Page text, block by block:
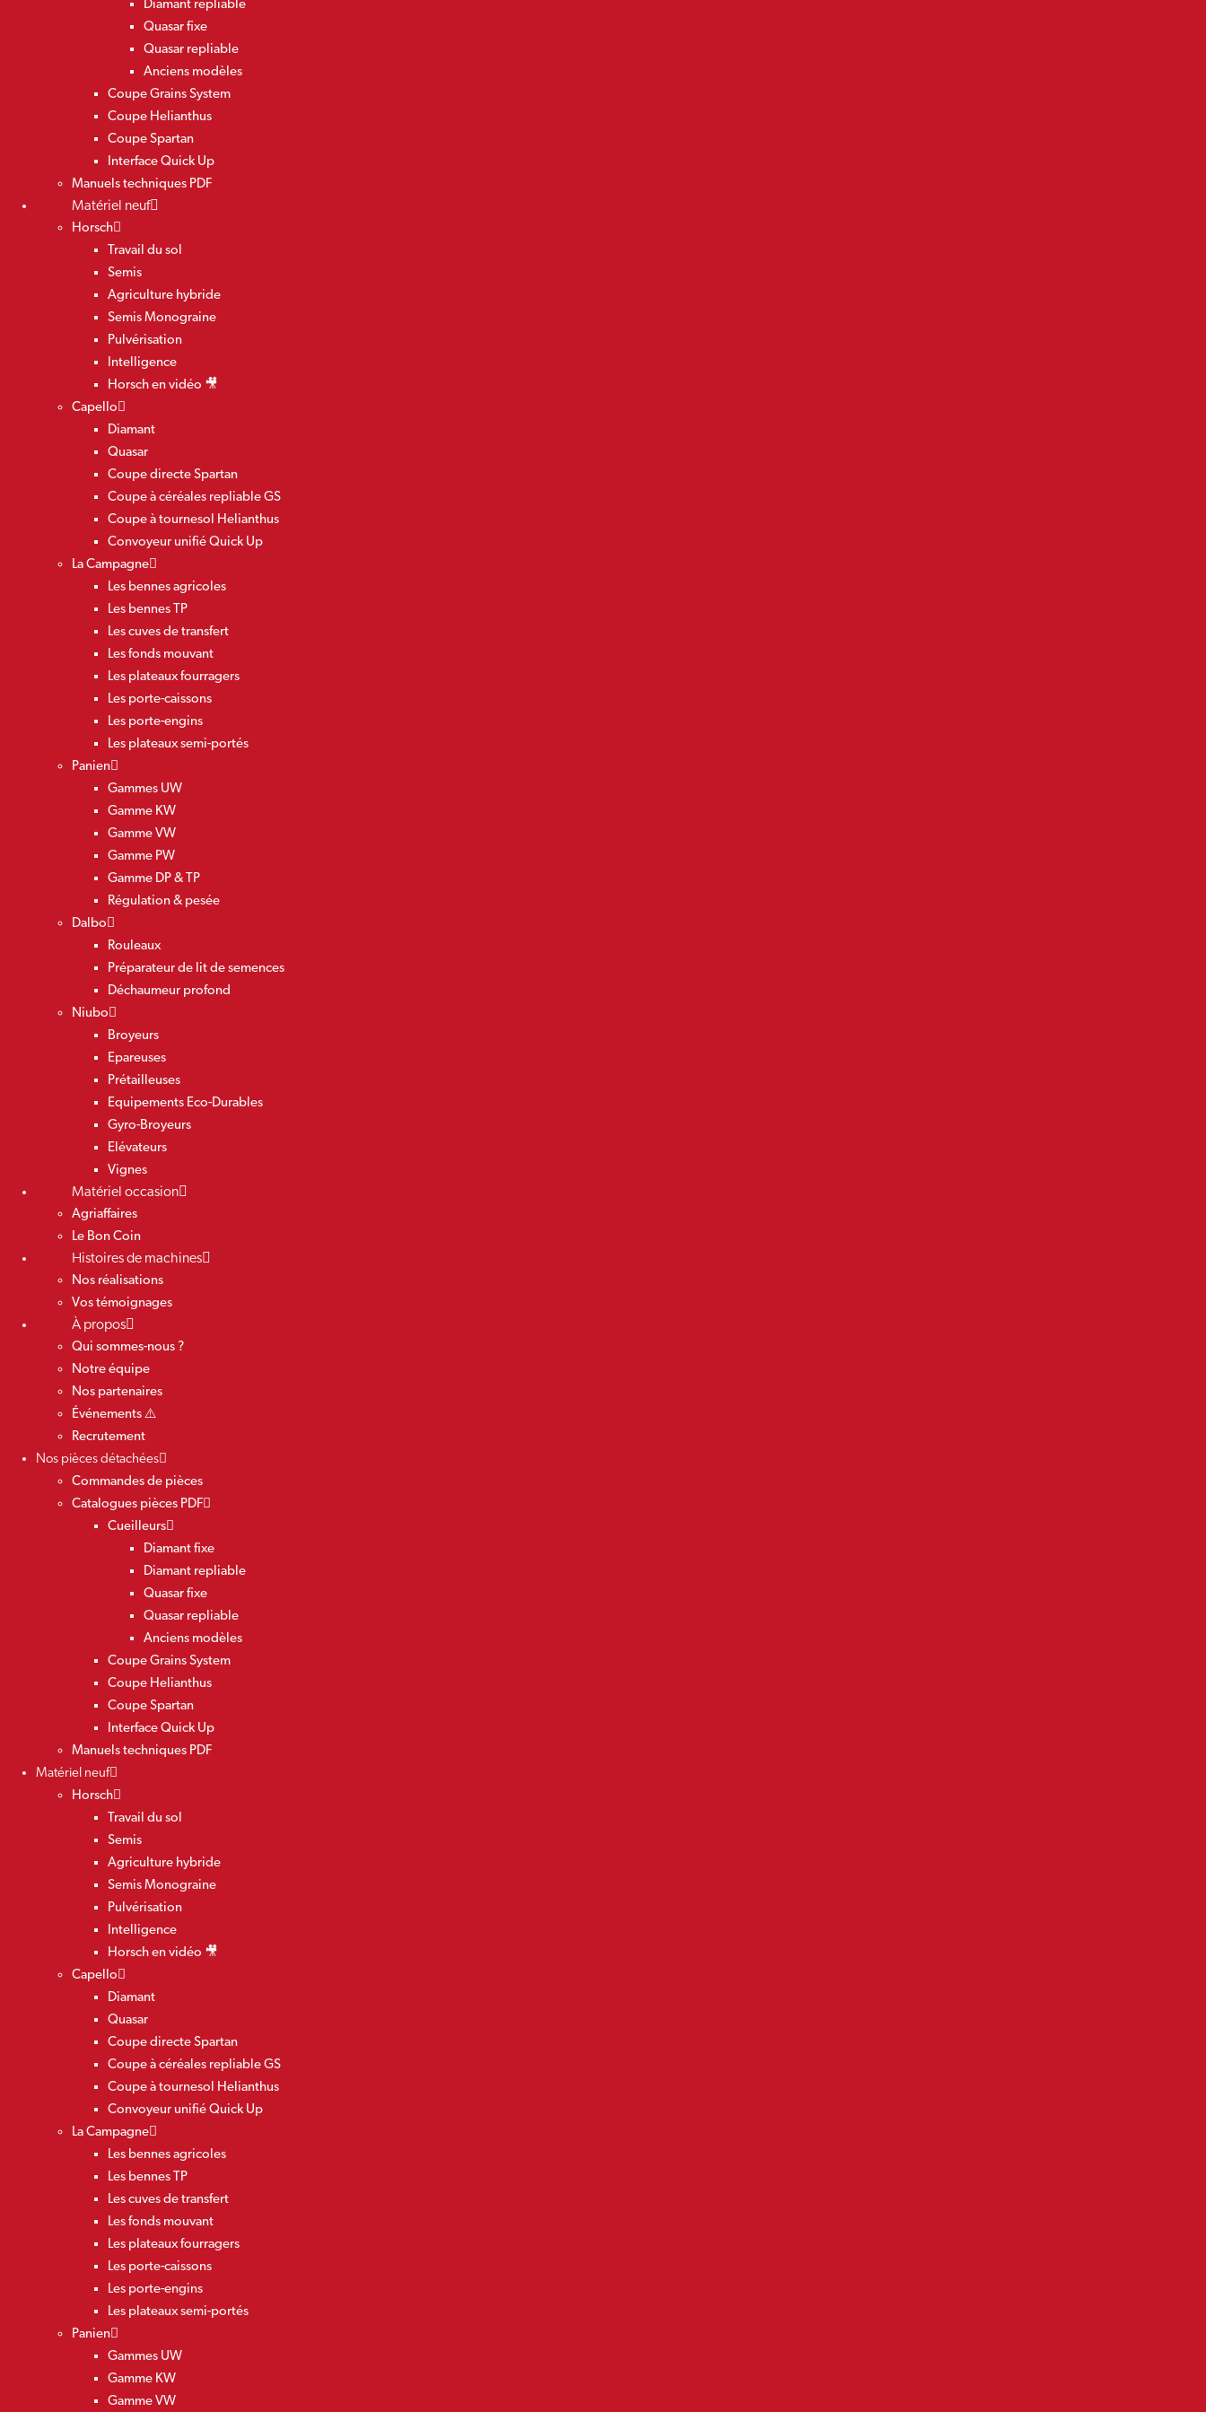
Diamant repliable
Quasar fixe
Quasar repliable
Anciens modèles
Coupe Grains System
Coupe Helianthus
Coupe Spartan
Interface Quick Up
Manuels techniques PDF
Matériel neuf
Horsch
Travail du sol
Semis
Agriculture hybride
Semis Monograine
Pulvérisation
Intelligence
Horsch en vidéo 🎥
Capello
Diamant
Quasar
Coupe directe Spartan
Coupe à céréales repliable GS
Coupe à tournesol Helianthus
Convoyeur unifié Quick Up
La Campagne
Les bennes agricoles
Les bennes TP
Les cuves de transfert
Les fonds mouvant
Les plateaux fourragers
Les porte-caissons
Les porte-engins
Les plateaux semi-portés
Panien
Gammes UW
Gamme KW
Gamme VW
Gamme PW
Gamme DP & TP
Régulation & pesée
Dalbo
Rouleaux
Préparateur de lit de semences
Déchaumeur profond
Niubo
Broyeurs
Epareuses
Prétailleuses
Equipements Eco-Durables
Gyro-Broyeurs
Elévateurs
Vignes
Matériel occasion
Agriaffaires
Le Bon Coin
Histoires de machines
Nos réalisations
Vos témoignages
À propos
Qui sommes-nous ?
Notre équipe
Nos partenaires
Événements ⚠️
Recrutement
Nos pièces détachées
Commandes de pièces
Catalogues pièces PDF
Cueilleurs
Diamant fixe
Diamant repliable
Quasar fixe
Quasar repliable
Anciens modèles
Coupe Grains System
Coupe Helianthus
Coupe Spartan
Interface Quick Up
Manuels techniques PDF
Matériel neuf
Horsch
Travail du sol
Semis
Agriculture hybride
Semis Monograine
Pulvérisation
Intelligence
Horsch en vidéo 🎥
Capello
Diamant
Quasar
Coupe directe Spartan
Coupe à céréales repliable GS
Coupe à tournesol Helianthus
Convoyeur unifié Quick Up
La Campagne
Les bennes agricoles
Les bennes TP
Les cuves de transfert
Les fonds mouvant
Les plateaux fourragers
Les porte-caissons
Les porte-engins
Les plateaux semi-portés
Panien
Gammes UW
Gamme KW
Gamme VW